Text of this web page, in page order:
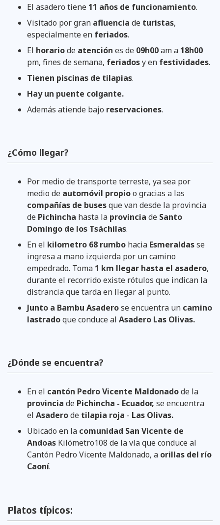
El asadero tiene 11 años de funcionamiento.
Visitado por gran afluencia de turistas,
especialmente en feriados.
El horariode atención es de 09h00am a 18h00
pm, fines de semana, feriadosy en festividades.
Tienen piscinas de tilapias.
Hay un puente colgante.
Además atiende bajo reservaciones.
¿Cómo llegar?
Por medio de transporte terreste, ya sea por
medio de automóvil propioo gracias a las
compañías de busesque van desde la provincia
de Pichincha hasta la provincia de Santo
Domingo de los Tsáchilas.
En el kilometro 68 rumbo hacia Esmeraldasse
ingresa a mano izquierda por un camino
empedrado. Toma 1 km llegar hasta el asadero,
durante el recorrido existe rótulos que indican la
distrancia que tarda en llegar al punto.
Junto a Bambu Asaderose encuentra un camino
lastradoque conduce al Asadero Las Olivas.
¿Dónde se encuentra?
En el cantón Pedro Vicente Maldonadode la
provincia de Pichincha - Ecuador, se encuentra
el Asaderode tilapia roja - Las Olivas.
Ubicado en la comunidad San Vicente de
Andoas Kilómetro108 de la vía que conduce al
Cantón Pedro Vicente Maldonado, a orillas del río
Caoní.
Platos típicos: